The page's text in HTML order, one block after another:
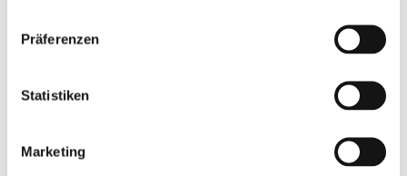
Präferenzen
Statistiken
Marketing